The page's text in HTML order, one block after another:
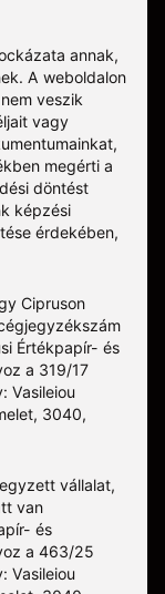
annak,
A weboldalon
veszik
vagy
megérti a
döntést
képzési
érdekében,
Cipruson
Értékpapír- és
a 319/17
Vasileiou
3040,
vállalat,
van
és
a 463/25
Vasileiou